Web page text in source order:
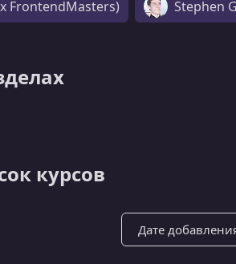
FrontendMasters) Stephen
курсов
Сортировка по: